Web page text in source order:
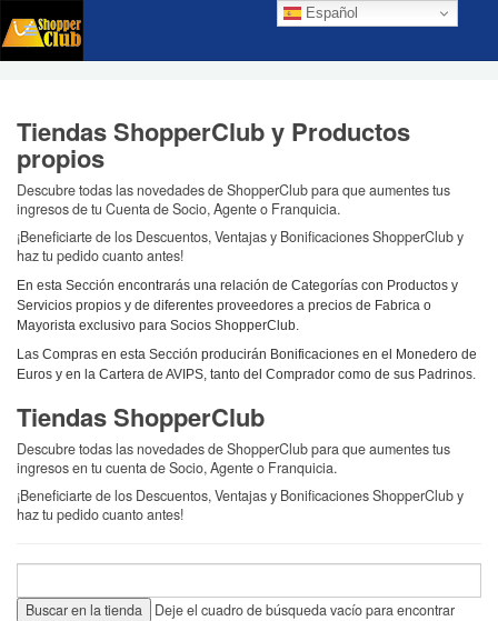
Español
Tiendas ShopperClub y Productos
propios
Descubre todas las novedades de ShopperClub para que aumentes tus
ingresos de tu Cuenta de Socio, Agente o Franquicia.
¡Beneficiarte de los Descuentos, Ventajas y Bonificaciones ShopperClub y
haz tu pedido cuanto antes!
En esta Sección encontrarás una relación de Categorías con Productos y
Servicios propios y de diferentes proveedores a precios de Fabrica o
Mayorista exclusivo para Socios ShopperClub.
Las Compras en esta Sección producirán Bonificaciones en el Monedero de
Euros y en la Cartera de AVIPS, tanto del Comprador como de sus Padrinos.
Tiendas ShopperClub
Descubre todas las novedades de ShopperClub para que aumentes tus
ingresos en tu cuenta de Socio, Agente o Franquicia.
¡Beneficiarte de los Descuentos, Ventajas y Bonificaciones ShopperClub y
haz tu pedido cuanto antes!
Deje el cuadro de búsqueda vacío para encontrar